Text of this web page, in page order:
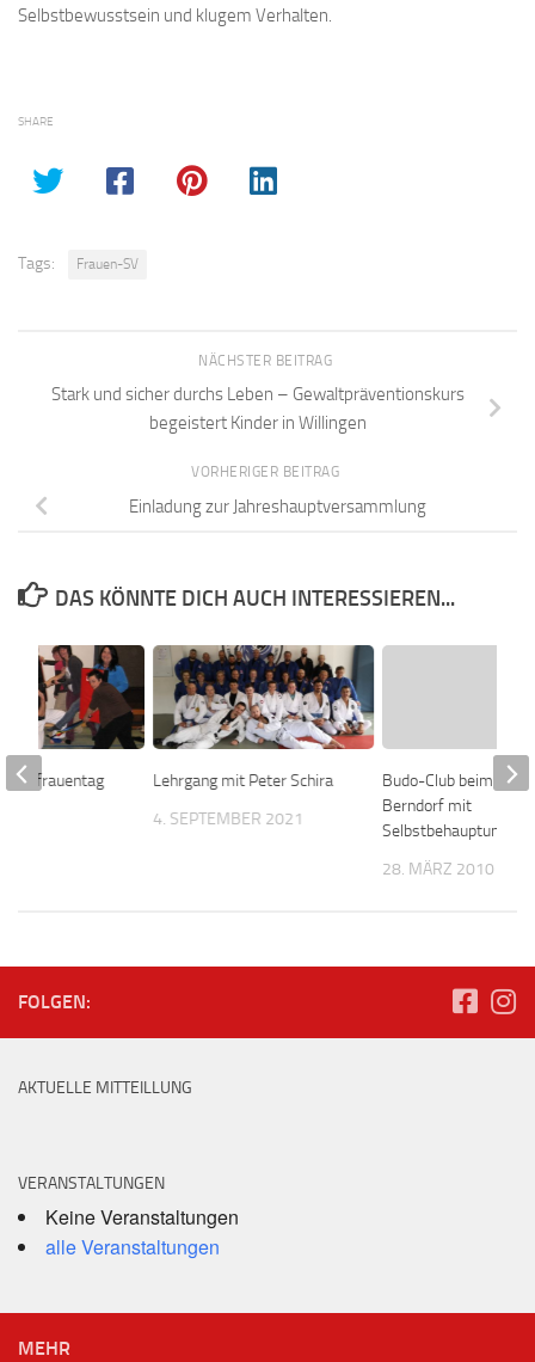
Selbstbewusstsein und klugem Verhalten.
SHARE
Tags: Frauen-SV
NÄCHSTER BEITRAG
Stark und sicher durchs Leben – Gewaltpräventionskurs
begeistert Kinder in Willingen
VORHERIGER BEITRAG
Einladung zur Jahreshauptversammlung
DAS KÖNNTE DICH AUCH INTERESSIEREN...
Lehrgang mit Peter Schira
4. SEPTEMBER 2021
Budo-Club beim TSV
Berndorf mit
28. MÄRZ 2010
Weltfrauentag
FOLGEN:
AKTUELLE MITTEILLUNG
VERANSTALTUNGEN
Keine Veranstaltungen
alle Veranstaltungen
MEHR